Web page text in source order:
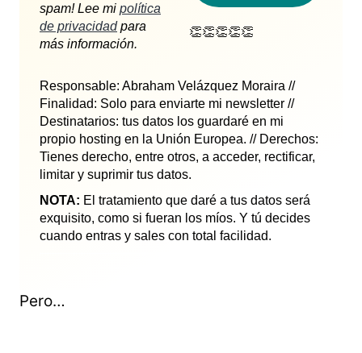
spam! Lee mi política
de privacidadpara
más información.
👏👏👏👏👏
Responsable: Abraham Velázquez Moraira //
Finalidad: Solo para enviarte mi newsletter //
Destinatarios: tus datos los guardaré en mi
propio hosting en la Unión Europea. // Derechos:
Tienes derecho, entre otros, a acceder, rectificar,
limitar y suprimir tus datos.
NOTA: El tratamiento que daré a tus datos será
exquisito, como si fueran los míos. Y tú decides
cuando entras y sales con total facilidad.
Pero…